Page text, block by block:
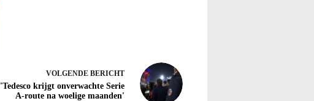
VOLGENDE BERICHT
'Tedesco krijgt onverwachte Serie
A-route na woelige maanden'